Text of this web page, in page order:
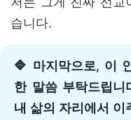
습니다.
🔷 마지막으로, 이
한 말씀 부탁드립니
내 삶의 자리에서 이